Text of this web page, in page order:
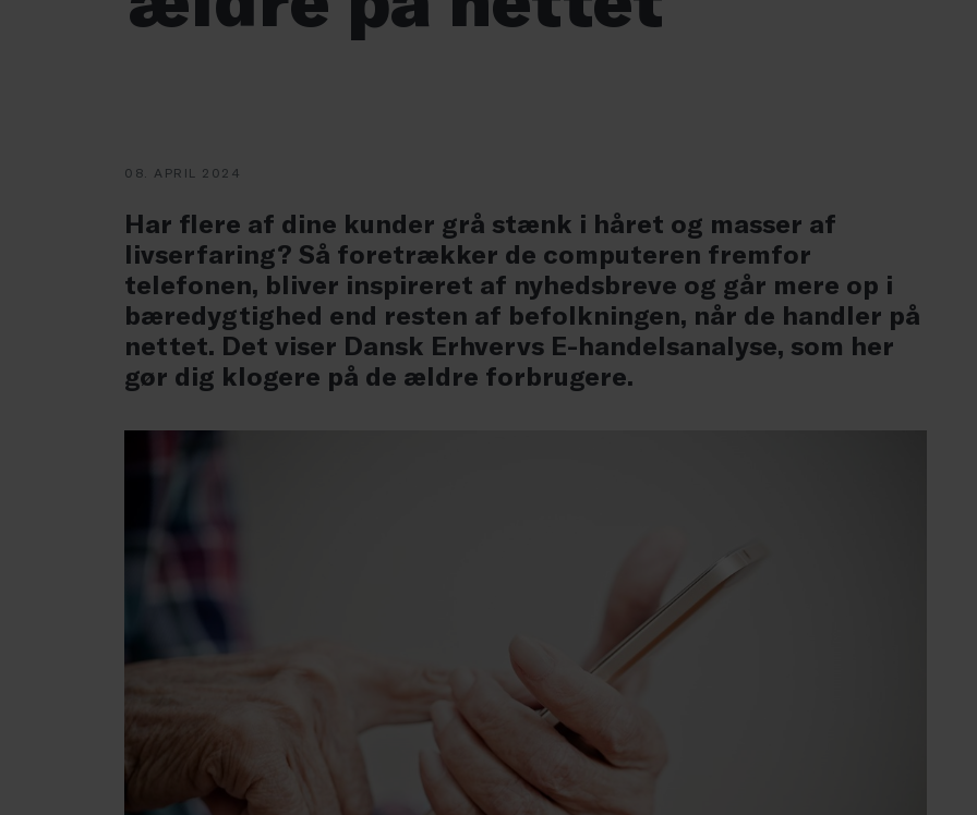
08. APRIL 2024
Har flere af dine kunder grå stænk i håret og masser af
livserfaring? Så foretrækker de computeren fremfor
telefonen, bliver inspireret af nyhedsbreve og går mere op i
bæredygtighed end resten af befolkningen, når de handler på
nettet. Det viser Dansk Erhvervs E-handelsanalyse, som her
gør dig klogere på de ældre forbrugere.